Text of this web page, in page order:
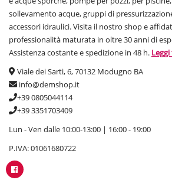
sollevamento acque, gruppi di
accessori idraulici. Visita il nostro shop e
professionalità maturata in oltre 30 anni di
Assistenza costante e spedizione in 48 h.
Viale dei Sarti, 6, 70132 Modugno BA
info@demshop.it
+39 0805044114
+39 3351703409
Lun - Ven dalle 10:00-13:00 | 16:00 - 19:00
P.IVA: 01061680722